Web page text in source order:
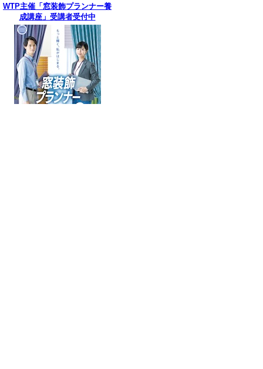
WTP主催「窓装飾プランナー養
成講座」受講者受付中